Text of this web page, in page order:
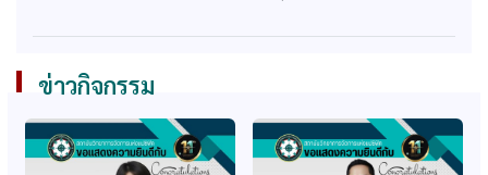
หลักสูตรเทคโนโลยี
วิศวกรรม
หลักสูตรศิลปศาสตร
ก.พ. รับรองคุณวุฒิ
หลักสูตรนิติศาสตร
บัณฑิต
ก.พ. รับรองคุณวุฒิ
หลักสูตรรัฐศาสตรมหา
บัณฑิต
ข่าวกิจกรรม